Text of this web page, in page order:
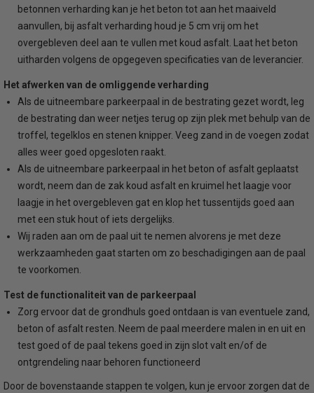
betonnen verharding kan je het beton tot aan het maaiveld
aanvullen, bij asfalt verharding houd je 5 cm vrij om het
overgebleven deel aan te vullen met koud asfalt. Laat het beton
uitharden volgens de opgegeven specificaties van de leverancier.
Het afwerken van de omliggende verharding
Als de uitneembare parkeerpaal in de bestrating gezet wordt, leg
de bestrating dan weer netjes terug op zijn plek met behulp van de
troffel, tegelklos en stenen knipper. Veeg zand in de voegen zodat
alles weer goed opgesloten raakt.
Als de uitneembare parkeerpaal in het beton of asfalt geplaatst
wordt, neem dan de zak koud asfalt en kruimel het laagje voor
laagje in het overgebleven gat en klop het tussentijds goed aan
met een stuk hout of iets dergelijks.
Wij raden aan om de paal uit te nemen alvorens je met deze
werkzaamheden gaat starten om zo beschadigingen aan de paal
te voorkomen.
Test de functionaliteit van de parkeerpaal
Zorg ervoor dat de grondhuls goed ontdaan is van eventuele zand,
beton of asfalt resten. Neem de paal meerdere malen in en uit en
test goed of de paal tekens goed in zijn slot valt en/of de
ontgrendeling naar behoren functioneerd
Door de bovenstaande stappen te volgen, kun je ervoor zorgen dat de